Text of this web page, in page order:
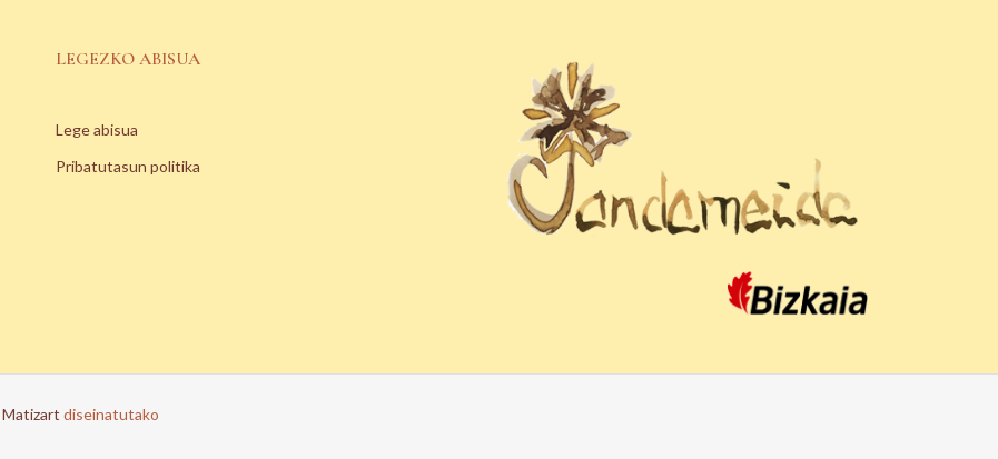
LEGEZKO ABISUA
Lege abisua
Pribatutasun politika
Matizart diseinatutako